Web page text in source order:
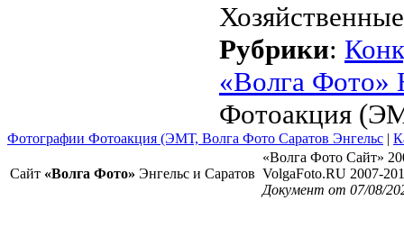
Рубрики:
«Волга Фото»
Фотоакция
Фотографии Фотоакция (ЭМТ, Волга Фото Саратов Энгельс |
Сайт «Волга Фото» Энгельс и Саратов
«Волга Фото Сайт»
VolgaFoto.RU 2007-
Документ от 07/08/